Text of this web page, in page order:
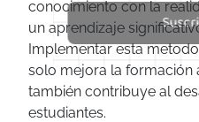
conocimiento con la
un aprendizaje
Implementar esta
solo mejora la formación
también contribuye al
estudiantes.